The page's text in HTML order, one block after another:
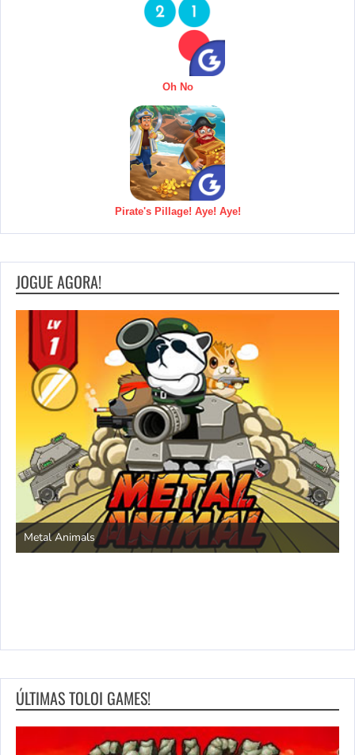
Oh No
Pirate's Pillage! Aye! Aye!
JOGUE AGORA!
Metal Animals
ÚLTIMAS TOLOI GAMES!